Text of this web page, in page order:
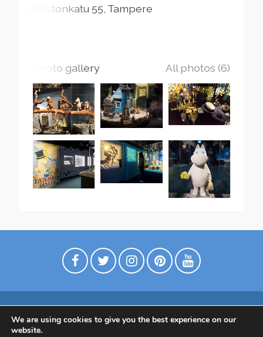
Yliopistonkatu 55 Tampere
Photo gallery All photos (6)
Digimarkkinointia matkailuyrityksille
We are using cookies to give you the best experience on our
website.